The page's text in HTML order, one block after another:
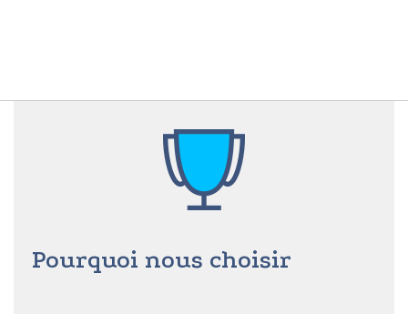
Pourquoi nous choisir